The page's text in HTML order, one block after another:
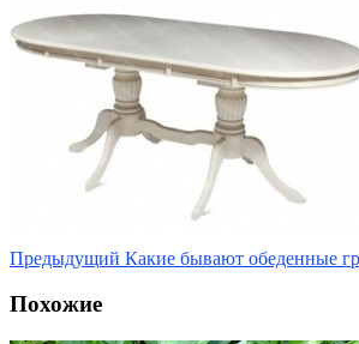
Предыдущий Какие бывают обеденные
Похожие